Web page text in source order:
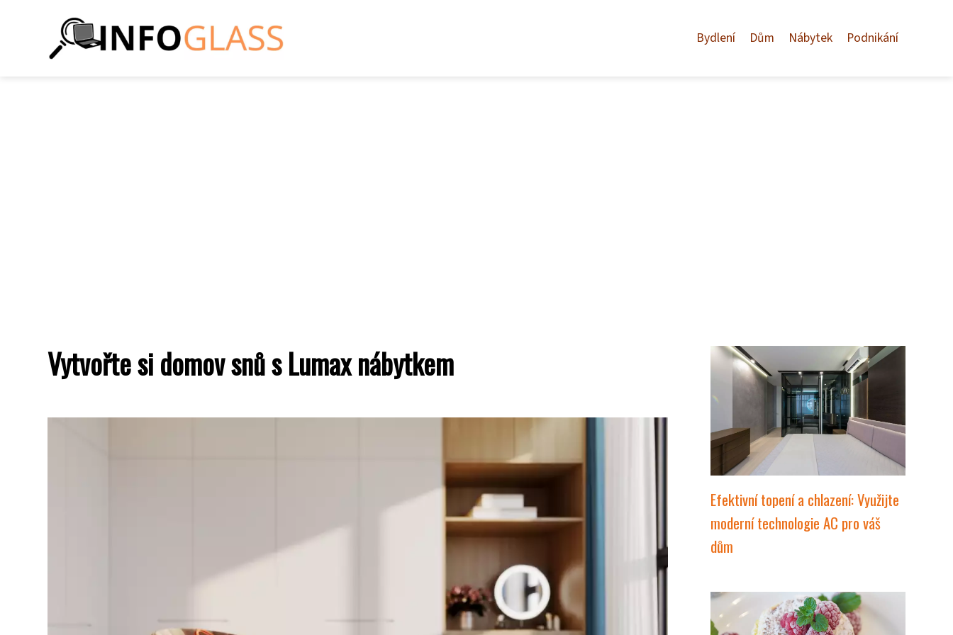
Bydlení Dům Nábytek Podnikání
Vytvořte si domov snů s Lumax nábytkem
Efektivní topení a chlazení: Využijte
moderní technologie AC pro váš
dům